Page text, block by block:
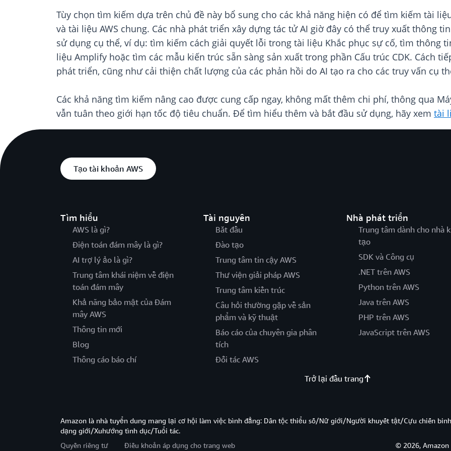
Tùy chọn tìm kiếm dựa trên chủ đề này bổ sung cho các khả năng hiện có để tìm kiếm tài
và tài liệu AWS chung. Các nhà phát triển xây dựng tác tử AI giờ đây có thể truy xuất thông
sử dụng cụ thể, ví dụ: tìm kiếm cách giải quyết lỗi trong tài liệu Khắc phục sự cố, tìm thông
liệu Amplify hoặc tìm các mẫu kiến trúc sẵn sàng sản xuất trong phần Cấu trúc CDK. Cách
phát triển, cũng như cải thiện chất lượng của các phản hồi do AI tạo ra cho các truy vấn cụ
Các khả năng tìm kiếm nâng cao được cung cấp ngay, không mất thêm chi phí, thông qua
vẫn tuân theo giới hạn tốc độ tiêu chuẩn. Để tìm hiểu thêm và bắt đầu sử dụng, hãy xem tài
Tạo tài khoản AWS
Tìm hiểu
AWS là gì?
Điện toán đám mây là gì?
AI trợ lý ảo là gì?
Trung tâm khái niệm về điện
toán đám mây
Khả năng bảo mật của Đám
mây AWS
Thông tin mới
Blog
Thông cáo báo chí
Tài nguyên
Bắt đầu
Đào tạo
Trung tâm tin cậy AWS
Thư viện giải pháp AWS
Trung tâm kiến trúc
Câu hỏi thường gặp về sản
phẩm và kỹ thuật
Báo cáo của chuyên gia phân
tích
Đối tác AWS
Nhà phát triển
Trung tâm dành cho nhà
tạo
SDK và Công cụ
.NET trên AWS
Python trên AWS
Java trên AWS
PHP trên AWS
JavaScript trên AWS
Trở lại đầu trang
Amazon là nhà tuyển dung mang lại cơ hội làm việc bình đẳng: Dân tộc thiểu số/Nữ giới/Người khuyết tật/Cựu chiến
dạng giới/Xuhướng tình dục/Tuổi tác.
Quyền riêng tư
Điều khoản áp dụng cho trang web © 2026, Amazon